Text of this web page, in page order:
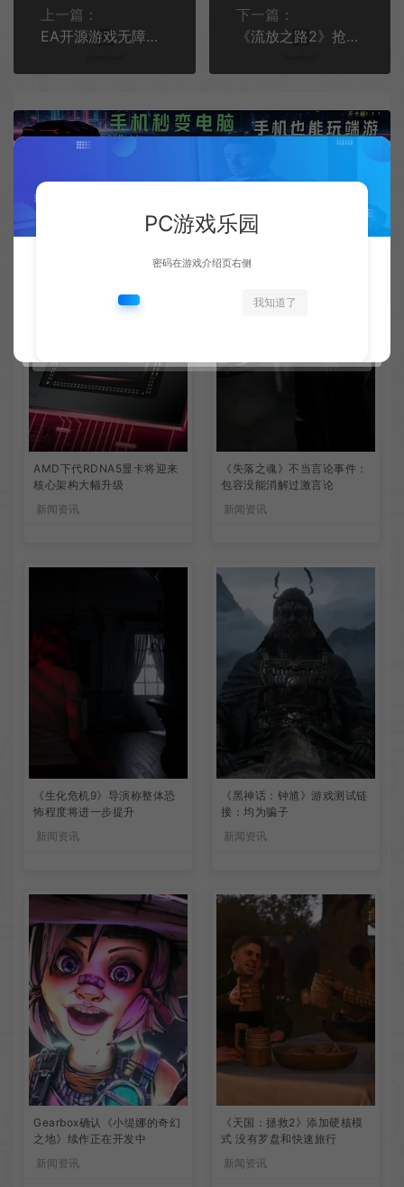
上一篇：
EA开源游戏无障碍功能专利库新增23项专利
下一篇：
《流放之路2》抢先体验购买玩家超百万 人数继续攀升
AMD下代RDNA5显卡将迎来
核心架构大幅升级
新闻资讯
《失落之魂》不当言论事件：
包容没能消解过激言论
新闻资讯
《生化危机9》导演称整体恐
怖程度将进一步提升
新闻资讯
《黑神话：钟馗》游戏测试链
接：均为骗子
新闻资讯
Gearbox确认《小缇娜的奇幻
之地》续作正在开发中
新闻资讯
《天国：拯救2》添加硬核模
式 没有罗盘和快速旅行
新闻资讯
PC游戏乐园
密码在游戏介绍页右侧
我知道了